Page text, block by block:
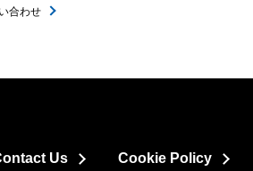
合わせ
Us Cookie Policy